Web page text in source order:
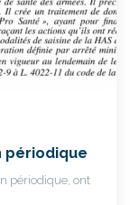
périodique
périodique, ont